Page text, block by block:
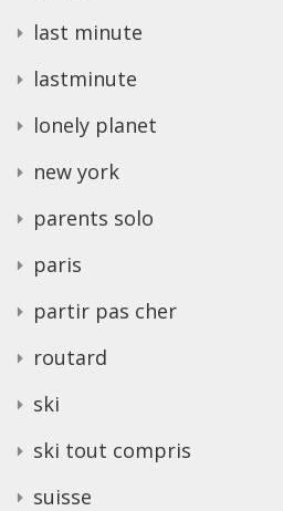
last minute
lastminute
lonely planet
new york
parents solo
paris
partir pas cher
routard
ski
ski tout compris
suisse